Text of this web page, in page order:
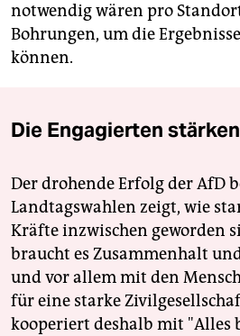
notwendig wären pro
Bohrungen, um die
können.
Die Engagierten stärken
Der drohende Erfolg der AfD
Landtagswahlen zeigt, wie
Kräfte inzwischen geworden
braucht es Zusammenhalt
und vor allem mit den
für eine starke
kooperiert deshalb mit "Alles